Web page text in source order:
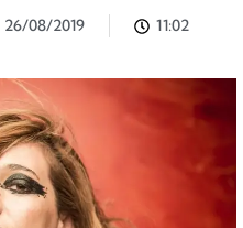
26/08/2019 11:02